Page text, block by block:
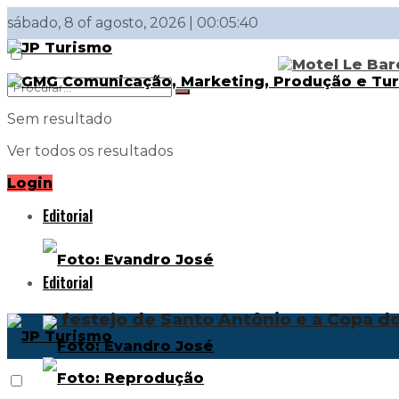
sábado, 8 of agosto, 2026 | 00:05:40
Sem resultado
Ver todos os resultados
Login
Editorial
O festejo de Santo Antônio e a Copa
Editorial